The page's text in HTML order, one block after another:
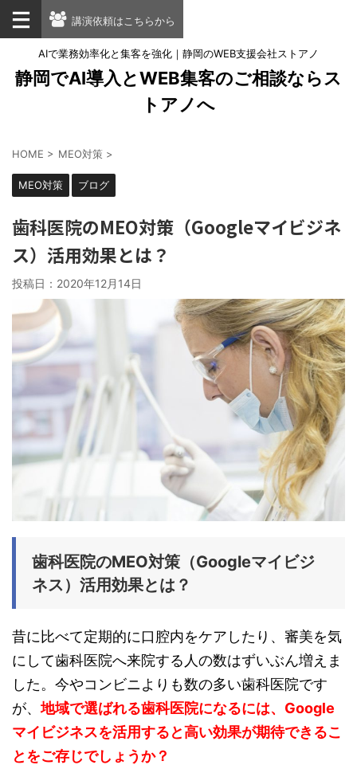
講演依頼はこちらから
AIで業務効率化と集客を強化｜静岡のWEB支援会社ストアノ
静岡でAI導入とWEB集客のご相談ならス
トアノへ
HOME > MEO対策 >
MEO対策 ブログ
歯科医院のMEO対策（Googleマイビジネ
ス）活用効果とは？
投稿日： 2020年12月14日
歯科医院のMEO対策（Googleマイビジ
ネス）活用効果とは？
昔に比べて定期的に口腔内をケアしたり、審美を気
にして歯科医院へ来院する人の数はずいぶん増えま
した。今やコンビニよりも数の多い歯科医院です
が、地域で選ばれる歯科医院になるには、Google
マイビジネスを活用すると高い効果が期待できるこ
とをご存じでしょうか？